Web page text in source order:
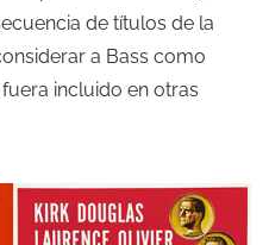
de títulos de la
a Bass como
incluido en otras